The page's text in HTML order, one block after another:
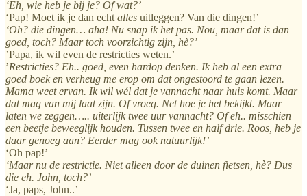
‘Eh, wie heb je bij je? Of wat?’
‘Pap! Moet ik je dan echt alles uitleggen? Van die dingen!’
‘Oh? die dingen… aha! Nu snap ik het pas. Nou, maar dat is dan
goed, toch? Maar toch voorzichtig zijn, hè?’
’Papa, ik wil even de restricties weten.’
’Restricties? Eh.. goed, even hardop denken. Ik heb al een extra
goed boek en verheug me erop om dat ongestoord te gaan lezen.
Mama weet ervan. Ik wil wél dat je vannacht naar huis komt. Maar
dat mag van mij laat zijn. Of vroeg. Net hoe je het bekijkt. Maar
laten we zeggen….. uiterlijk twee uur vannacht? Of eh.. misschien
een beetje beweeglijk houden. Tussen twee en half drie. Roos, heb je
daar genoeg aan? Eerder mag ook natuurlijk!’
‘Oh pap!’
‘Maar nu de restrictie. Niet alleen door de duinen fietsen, hè? Dus
die eh. John, toch?’
‘Ja, paps, John..’